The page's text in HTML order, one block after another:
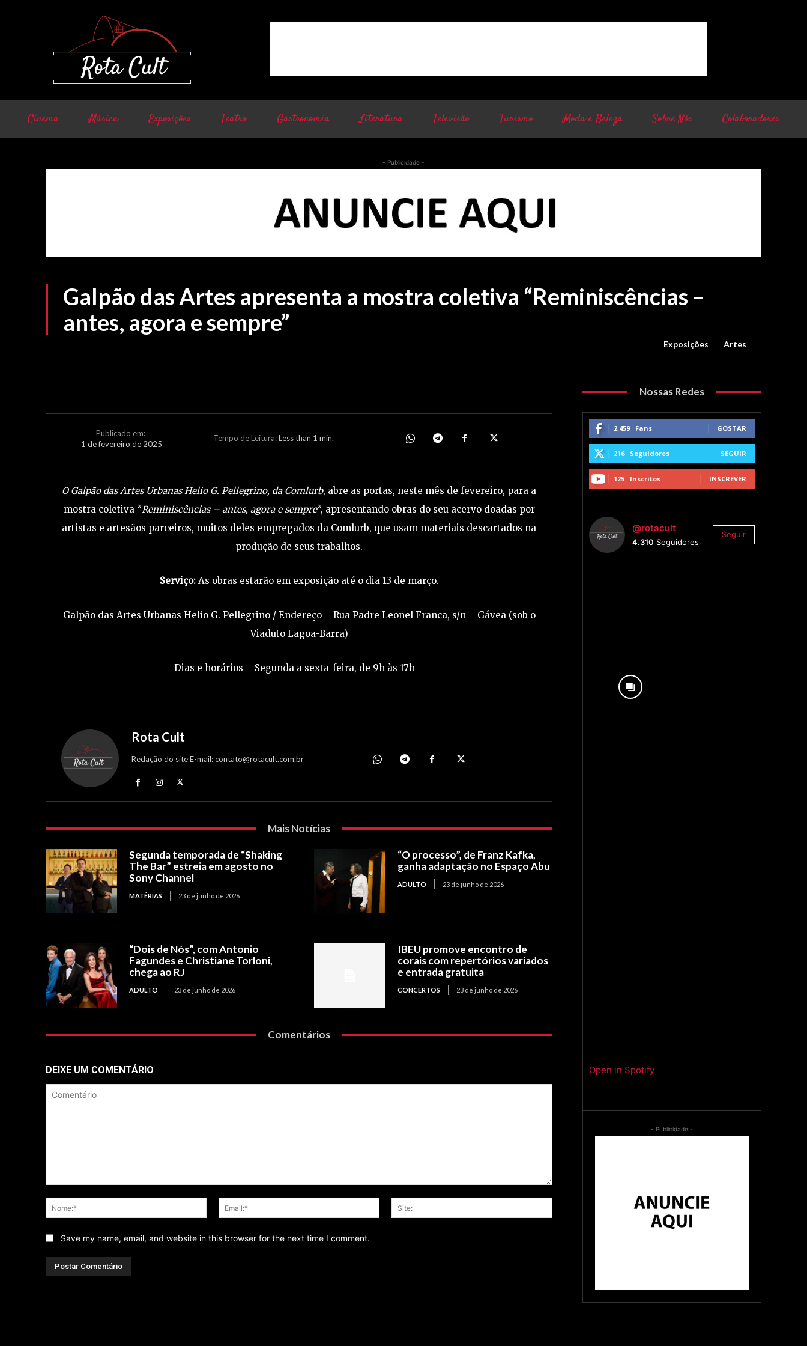
Cinema Música Exposições Teatro Gastronomia Literatura Televisão Turismo Moda e Beleza Sobre Nós Colaboradores
- Publicidade -
Galpão das Artes apresenta a mostra coletiva “Reminiscências –
antes, agora e sempre”
Exposições Artes
Publicado em:
1 de fevereiro de 2025
Tempo de Leitura:Less than 1 min.
O Galpão das Artes Urbanas Helio G. Pellegrino, da Comlurb, abre as portas, neste mês de fevereiro, para a
mostra coletiva “Reminiscências – antes, agora e sempre“, apresentando obras do seu acervo doadas por
artistas e artesãos parceiros, muitos deles empregados da Comlurb, que usam materiais descartados na
produção de seus trabalhos.
Serviço:As obras estarão em exposição até o dia 13 de março.
Galpão das Artes Urbanas Helio G. Pellegrino / Endereço – Rua Padre Leonel Franca, s/n – Gávea (sob o
Viaduto Lagoa-Barra)
Dias e horários – Segunda a sexta-feira, de 9h às 17h –
Rota Cult
Redação do site E-mail: contato@rotacult.com.br
Mais Notícias
Segunda temporada de “Shaking
The Bar” estreia em agosto no
Sony Channel
MATÉRIAS 23 de junho de 2026
“O processo”, de Franz Kafka,
ganha adaptação no Espaço Abu
ADULTO 23 de junho de 2026
“Dois de Nós”, com Antonio
Fagundes e Christiane Torloni,
chega ao RJ
ADULTO 23 de junho de 2026
IBEU promove encontro de
corais com repertórios variados
e entrada gratuita
CONCERTOS 23 de junho de 2026
Comentários
DEIXE UM COMENTÁRIO
Nome:*
Email:*
Save my name, email, and website in this browser for the next time I comment.
Nossas Redes
2,459 Fans GOSTAR
216 Seguidores SEGUIR
125 Inscritos INSCREVER
@rotacult
4.310 Seguidores
Seguir
Open in Spotify
- Publicidade -